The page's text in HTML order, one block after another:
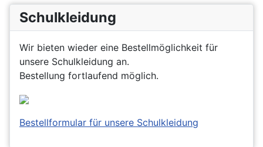
Schulkleidung
Wir bieten wieder eine Bestellmöglichkeit für
unsere Schulkleidung an.
Bestellung fortlaufend möglich.
Bestellformular für unsere Schulkleidung